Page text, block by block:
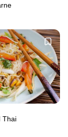
Thai